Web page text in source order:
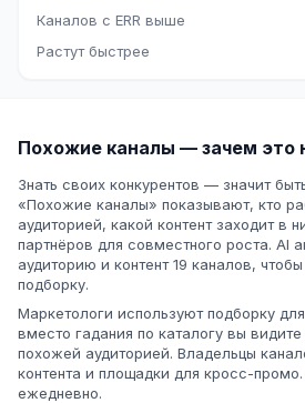
Каналов с ERR выше
Растут быстрее
Похожие каналы — зачем это
Знать своих конкурентов — значит
«Похожие каналы» показывают, кто
аудиторией, какой контент заходит в
партнёров для совместного роста. AI
аудиторию и контент 19 каналов,
подборку.
Маркетологи используют подборку
вместо гадания по каталогу вы
похожей аудиторией. Владельцы
контента и площадки для кросс-
ежедневно.